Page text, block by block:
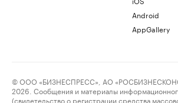
Android
AppGallery
© ООО «БИЗНЕСПРЕСС», АО
2026. Сообщения и материалы
(свидетельство о регистрации средства